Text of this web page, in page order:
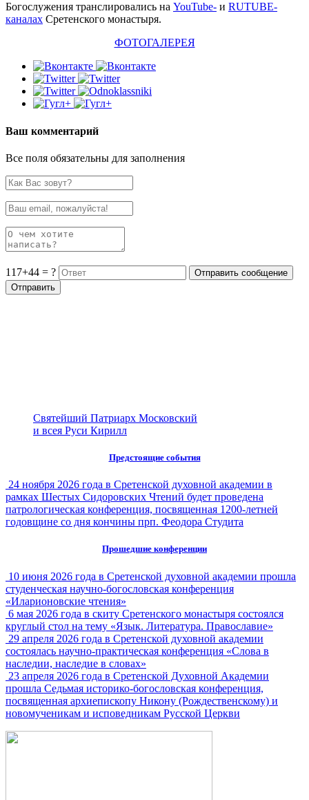
Богослужения транслировались на YouTube- и RUTUBE-
каналах Сретенского монастыря.
ФОТОГАЛЕРЕЯ
Ваш комментарий
Все поля обязательны для заполнения
117+44 = ?
Святейший Патриарх Московский
и всея Руси Кирилл
Предстоящие события
24 ноября 2026 года в Сретенской духовной академии в
рамках Шестых Сидоровских Чтений будет проведена
патрологическая конференция, посвященная 1200-летней
годовщине со дня кончины прп. Феодора Студита
Прошедшие конференции
10 июня 2026 года в Сретенской духовной академии прошла
студенческая научно-богословская конференция
«Иларионовские чтения»
6 мая 2026 года в скиту Сретенского монастыря состоялся
круглый стол на тему «Язык. Литература. Православие»
29 апреля 2026 года в Сретенской духовной академии
состоялась научно-практическая конференция «Слова в
наследии, наследие в словах»
23 апреля 2026 года в Сретенской Духовной Академии
прошла Седьмая историко-богословская конференция,
посвященная архиепископу Никону (Рождественскому) и
новомученикам и исповедникам Русской Церкви